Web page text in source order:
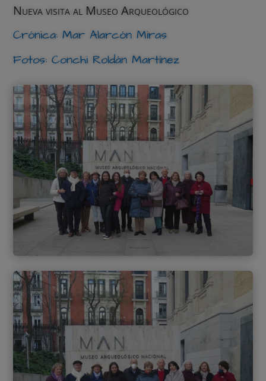
Nueva visita al Museo Arqueológico
Crónica: Mar Alarcón Miras
Fotos: Conchi Roldán Martínez